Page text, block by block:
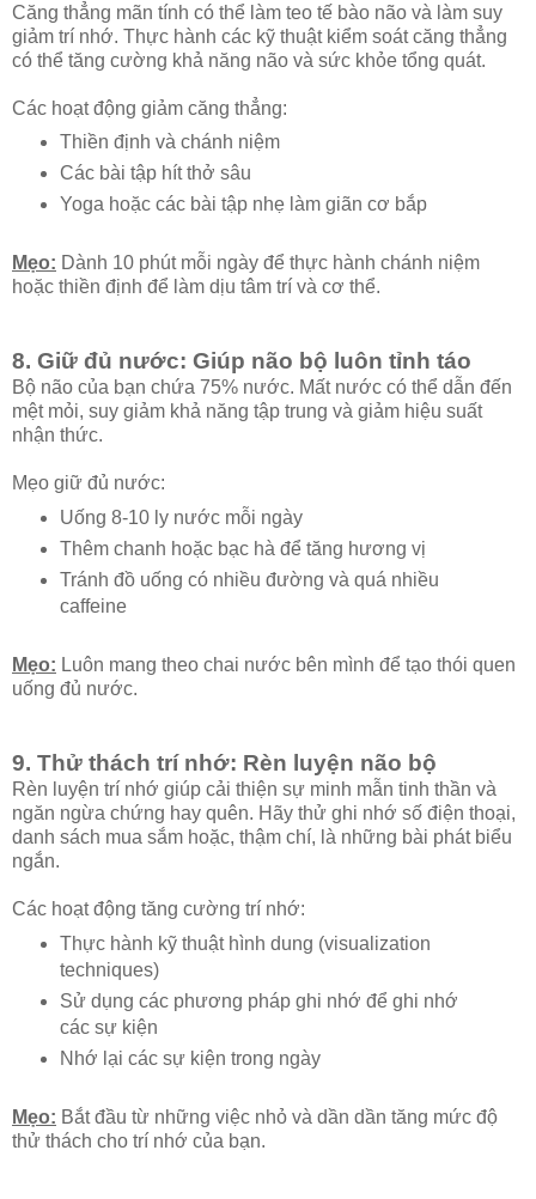
Căng thẳng mãn tính có thể làm teo tế bào não và làm suy
giảm trí nhớ. Thực hành các kỹ thuật kiểm soát căng thẳng
có thể tăng cường khả năng não và sức khỏe tổng quát.
Các hoạt động giảm căng thẳng:
Thiền định và chánh niệm
Các bài tập hít thở sâu
Yoga hoặc các bài tập nhẹ làm giãn cơ bắp
Mẹo: Dành 10 phút mỗi ngày để thực hành chánh niệm
hoặc thiền định để làm dịu tâm trí và cơ thể.
8. Giữ đủ nước: Giúp não bộ luôn tỉnh táo
Bộ não của bạn chứa 75% nước. Mất nước có thể dẫn đến
mệt mỏi, suy giảm khả năng tập trung và giảm hiệu suất
nhận thức.
Mẹo giữ đủ nước:
Uống 8-10 ly nước mỗi ngày
Thêm chanh hoặc bạc hà để tăng hương vị
Tránh đồ uống có nhiều đường và quá nhiều
caffeine
Mẹo: Luôn mang theo chai nước bên mình để tạo thói quen
uống đủ nước.
9. Thử thách trí nhớ: Rèn luyện não bộ
Rèn luyện trí nhớ giúp cải thiện sự minh mẫn tinh thần và
ngăn ngừa chứng hay quên. Hãy thử ghi nhớ số điện thoại,
danh sách mua sắm hoặc, thậm chí, là những bài phát biểu
ngắn.
Các hoạt động tăng cường trí nhớ:
Thực hành kỹ thuật hình dung (visualization
techniques)
Sử dụng các phương pháp ghi nhớ để ghi nhớ
các sự kiện
Nhớ lại các sự kiện trong ngày
Mẹo: Bắt đầu từ những việc nhỏ và dần dần tăng mức độ
thử thách cho trí nhớ của bạn.